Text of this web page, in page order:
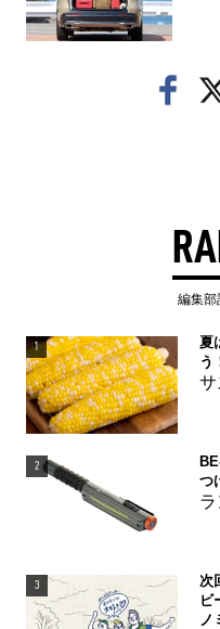
編集部
1
夏
う
サ
2
つ
3
次
ビ
ノ